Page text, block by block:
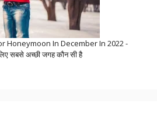
Honeymoon In December In 2022 -
सबसे अच्छी जगह कौन सी है